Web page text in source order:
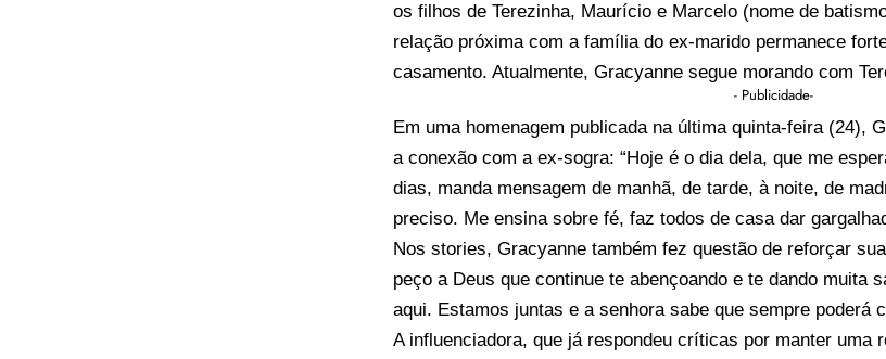
os filhos de Terezinha, Maurício e Marcelo (nome de
relação próxima com a família do ex-marido permanece
casamento. Atualmente, Gracyanne segue morando com
- Publicidade-
Em uma homenagem publicada na última quinta-feira (24),
a conexão com a ex-sogra: “Hoje é o dia dela, que me
dias, manda mensagem de manhã, de tarde, à noite, de
preciso. Me ensina sobre fé, faz todos de casa dar
Nos stories, Gracyanne também fez questão de reforçar
peço a Deus que continue te abençoando e te dando muita
aqui. Estamos juntas e a senhora sabe que sempre poderá
A influenciadora, que já respondeu críticas por manter uma